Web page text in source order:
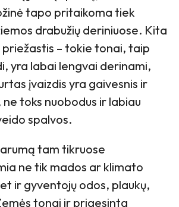
tapo pritaikoma tiek
drabužių deriniuose. Kita
– tokie tonai, taip
yra labai lengvai derinami,
įvaizdis yra gaivesnis ir
toks nuobodus ir labiau
spalvos.
tam tikruose
ne tik mados ar klimato
ir gyventojų odos, plaukų,
tonai ir prigesinta